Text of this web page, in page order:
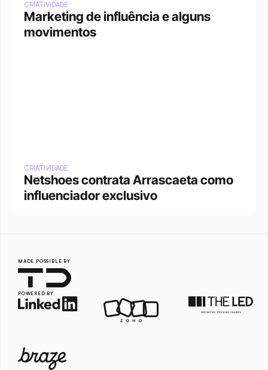
CRIATIVIDADE
Marketing de influência e alguns
movimentos
CRIATIVIDADE
Netshoes contrata Arrascaeta como
influenciador exclusivo
MADE POSSIBLE BY
POWERED BY